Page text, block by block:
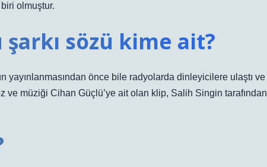
olmuştur.
sözü kime ait?
yayınlanmasından önce bile radyolarda dinleyicilere ulaştı ve
ve müziği Cihan Güçlü’ye ait olan klip, Salih Singin tarafından